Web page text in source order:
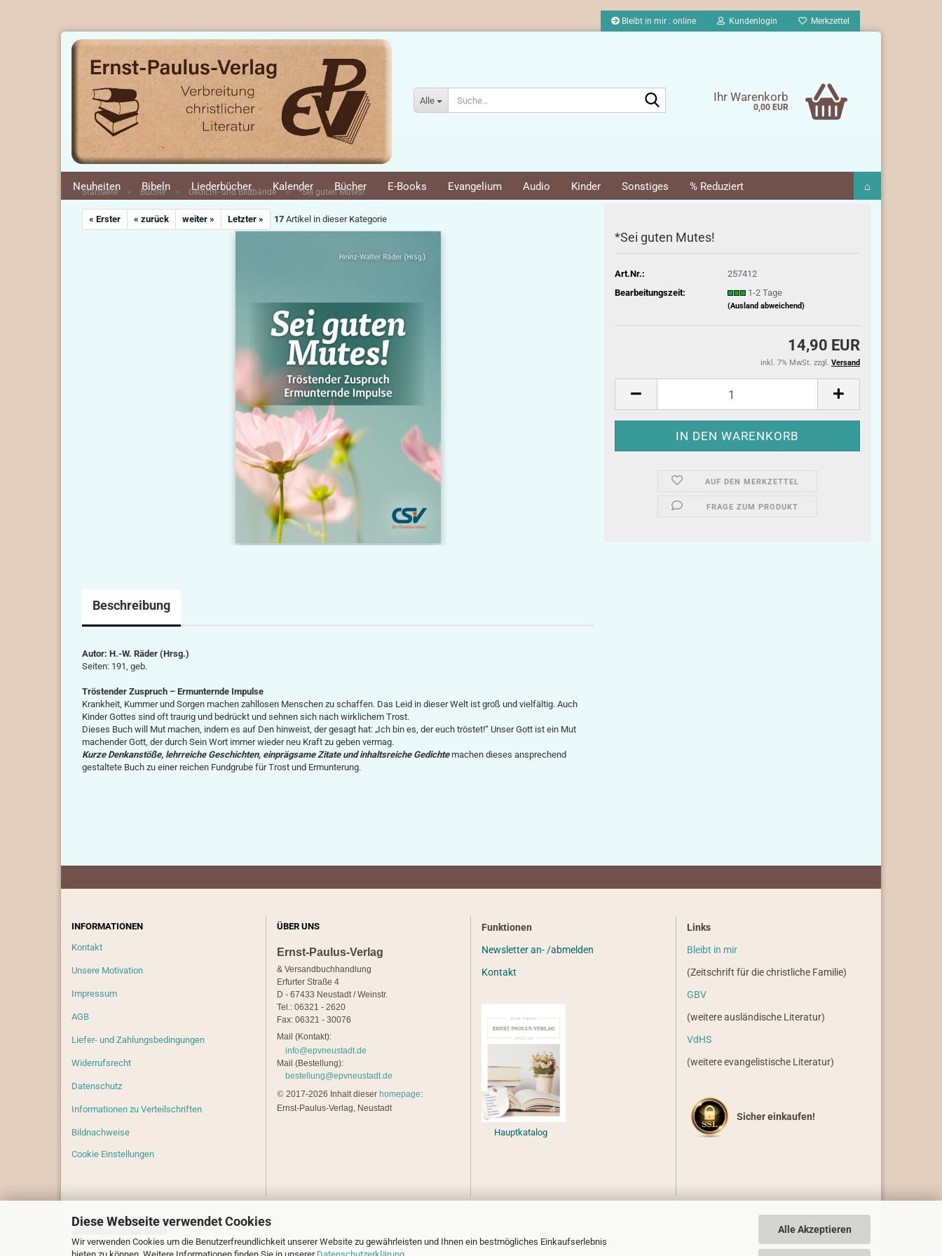
Diese Webseite verwendet Cookies
Wir verwenden Cookies um die Benutzerfreundlichkeit unserer Website zu gewährleisten und Ihnen ein bestmögliches Einkaufserlebnis
bieten zu können. Weitere Informationen finden Sie in unserer Datenschutzerklärung
Alle Akzeptieren
Bleibt in mir : online Kundenlogin Merkzettel
Alle Ihr Warenkorb
0,00 EUR
Neuheiten Bibeln Liederbücher Kalender Bücher E-Books Evangelium Audio Kinder Sonstiges % Reduziert ⌂
Startseite » Bücher » Gedicht- und Bildbände » *Sei guten Mutes!
« Erster « zurück weiter » Letzter » 17 Artikel in dieser Kategorie
*Sei guten Mutes!
Art.Nr.:
257412
Bearbeitungszeit:
1-2 Tage
(Ausland abweichend)
14,90 EUR
inkl. 7% MwSt. zzgl. Versand
AUF DEN MERKZETTEL
FRAGE ZUM PRODUKT
Beschreibung
Autor: H.-W. Räder (Hrsg.)
Seiten: 191, geb.
Tröstender Zuspruch – Ermunternde Impulse
Krankheit, Kummer und Sorgen machen zahllosen Menschen zu schaffen. Das Leid in dieser Welt ist groß und vielfältig. Auch
Kinder Gottes sind oft traurig und bedrückt und sehnen sich nach wirklichem Trost.
Dieses Buch will Mut machen, indem es auf Den hinweist, der gesagt hat: „Ich bin es, der euch tröstet!“ Unser Gott ist ein Mut
machender Gott, der durch Sein Wort immer wieder neu Kraft zu geben vermag.
Kurze Denkanstöße, lehrreiche Geschichten, einprägsame Zitate und inhaltsreiche Gedichtemachen dieses ansprechend
gestaltete Buch zu einer reichen Fundgrube für Trost und Ermunterung.
INFORMATIONEN
Kontakt
Unsere Motivation
Impressum
AGB
Liefer- und Zahlungsbedingungen
Widerrufsrecht
Datenschutz
Informationen zu Verteilschriften
Bildnachweise
Cookie Einstellungen
ÜBER UNS
Ernst-Paulus-Verlag
& Versandbuchhandlung
Erfurter Straße 4
D - 67433 Neustadt / Weinstr.
Tel.: 06321 - 2620
Fax: 06321 - 30076
Mail (Kontakt):
info@epvneustadt.de
Mail (Bestellung):
bestellung@epvneustadt.de
© 2017-2026 Inhalt dieser homepage:
Ernst-Paulus-Verlag, Neustadt
Funktionen
Newsletter an- /abmelden
Kontakt
Hauptkatalog
Links
Bleibt in mir
(Zeitschrift für die christliche Familie)
GBV
(weitere ausländische Literatur)
VdHS
(weitere evangelistische Literatur)
Sicher einkaufen!
Vertrag widerrufen